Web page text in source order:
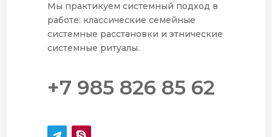
Мы практикуем системный подход в
работе: классические семейные
системные расстановки и этнические
системные ритуалы.
+7 985 826 85 62